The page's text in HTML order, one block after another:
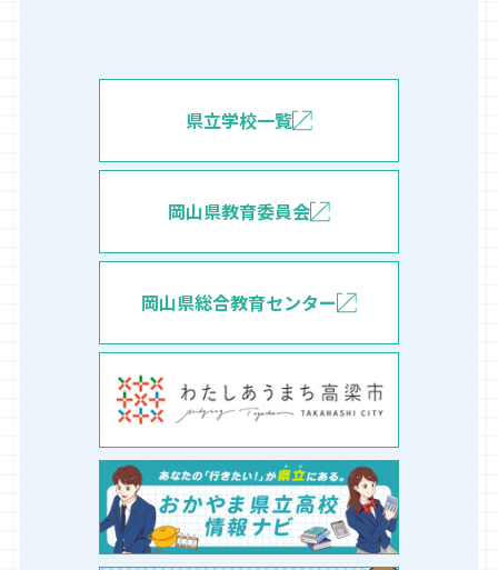
県立学校一覧
岡山県教育委員会
岡山県総合教育センター